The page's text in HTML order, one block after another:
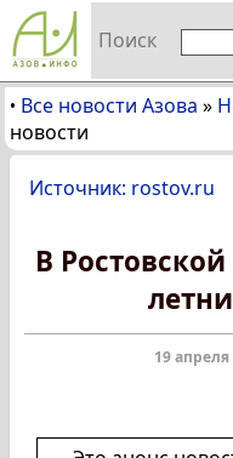
Поиск
• Все новости Азова »
новости
Источник: rostov.ru
В
19